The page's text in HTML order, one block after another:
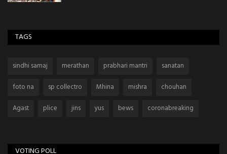
TAGS
sindhi samaj merathan prabhari mantri
sanatan
foto na
sp collectro Mhina mishra
chouhan
Agast
plice jins yus bews coronabreaking
VOTING POLL